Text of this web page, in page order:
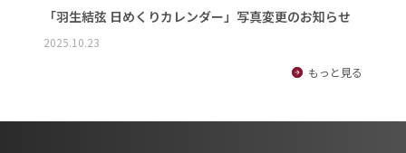
「羽生結弦 日めくりカレンダー」写真変更のお知らせ
2025.10.23
もっと見る